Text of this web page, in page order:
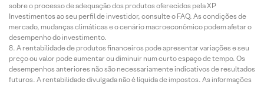
sobre o processo de adequação dos produtos oferecidos pela XP
Investimentos ao seu perfil de investidor, consulte o FAQ. As condições de
mercado, mudanças climáticas e o cenário macroeconômico podem afetar o
desempenho do investimento.
A rentabilidade de produtos financeiros pode apresentar variações e seu
preço ou valor pode aumentar ou diminuir num curto espaço de tempo. Os
desempenhos anteriores não são necessariamente indicativos de resultados
futuros. A rentabilidade divulgada não é líquida de impostos. As informações